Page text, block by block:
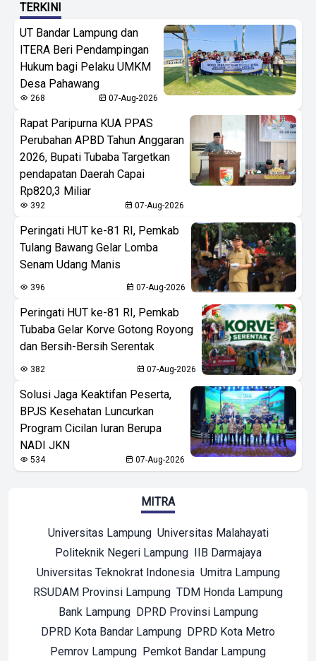
TERKINI
UT Bandar Lampung dan
ITERA Beri Pendampingan
Hukum bagi Pelaku UMKM
Desa Pahawang
268 07-Aug-2026
Rapat Paripurna KUA PPAS
Perubahan APBD Tahun Anggaran
2026, Bupati Tubaba Targetkan
pendapatan Daerah Capai
Rp820,3 Miliar
392 07-Aug-2026
Peringati HUT ke-81 RI, Pemkab
Tulang Bawang Gelar Lomba
Senam Udang Manis
396 07-Aug-2026
Peringati HUT ke-81 RI, Pemkab
Tubaba Gelar Korve Gotong Royong
dan Bersih-Bersih Serentak
382 07-Aug-2026
Solusi Jaga Keaktifan Peserta,
BPJS Kesehatan Luncurkan
Program Cicilan Iuran Berupa
NADI JKN
534 07-Aug-2026
MITRA
Universitas Lampung Universitas Malahayati
Politeknik Negeri Lampung
IIB Darmajaya
Universitas Teknokrat Indonesia Umitra Lampung
RSUDAM Provinsi Lampung TDM Honda Lampung
Bank Lampung
DPRD Provinsi Lampung
DPRD Kota Bandar Lampung DPRD Kota Metro
Pemrov Lampung Pemkot Bandar Lampung